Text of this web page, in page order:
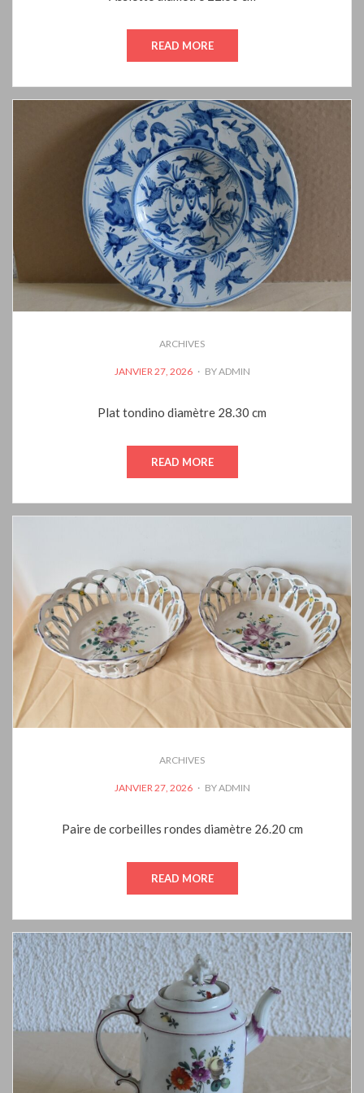
READ MORE
ARCHIVES
POSTED
JANVIER 27, 2026 BYADMIN
Plat tondino diamètre 28.30 cm
READ MORE
ARCHIVES
POSTED
JANVIER 27, 2026 BYADMIN
Paire de corbeilles rondes diamètre 26.20 cm
READ MORE